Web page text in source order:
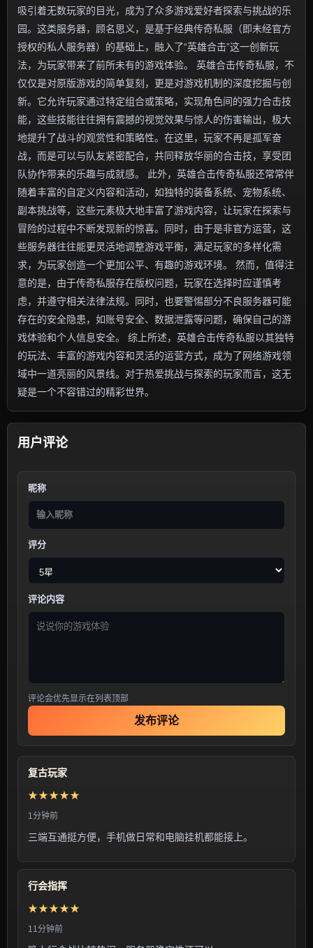
吸引着无数玩家的目光，成为了众多游戏爱好者探索与挑战的乐
园。这类服务器，顾名思义，是基于经典传奇私服（即未经官方
授权的私人服务器）的基础上，融入了“英雄合击”这一创新玩
法，为玩家带来了前所未有的游戏体验。 英雄合击传奇私服，不
仅仅是对原版游戏的简单复刻，更是对游戏机制的深度挖掘与创
新。它允许玩家通过特定组合或策略，实现角色间的强力合击技
能，这些技能往往拥有震撼的视觉效果与惊人的伤害输出，极大
地提升了战斗的观赏性和策略性。在这里，玩家不再是孤军奋
战，而是可以与队友紧密配合，共同释放华丽的合击技，享受团
队协作带来的乐趣与成就感。 此外，英雄合击传奇私服还常常伴
随着丰富的自定义内容和活动，如独特的装备系统、宠物系统、
副本挑战等，这些元素极大地丰富了游戏内容，让玩家在探索与
冒险的过程中不断发现新的惊喜。同时，由于是非官方运营，这
些服务器往往能更灵活地调整游戏平衡，满足玩家的多样化需
求，为玩家创造一个更加公平、有趣的游戏环境。 然而，值得注
意的是，由于传奇私服存在版权问题，玩家在选择时应谨慎考
虑，并遵守相关法律法规。同时，也要警惕部分不良服务器可能
存在的安全隐患，如账号安全、数据泄露等问题，确保自己的游
戏体验和个人信息安全。 综上所述，英雄合击传奇私服以其独特
的玩法、丰富的游戏内容和灵活的运营方式，成为了网络游戏领
域中一道亮丽的风景线。对于热爱挑战与探索的玩家而言，这无
疑是一个不容错过的精彩世界。
用户评论
昵称
评分
评论内容
评论会优先显示在列表顶部
发布评论
复古玩家
★★★★★
1分钟前
三端互通挺方便，手机做日常和电脑挂机都能接上。
行会指挥
★★★★★
11分钟前